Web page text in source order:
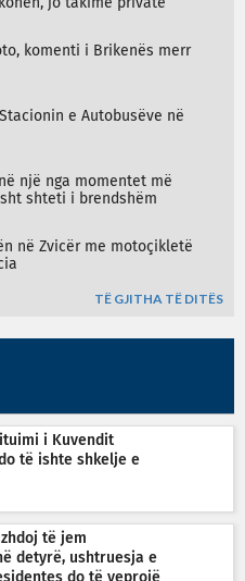
komenti i Brikenës merr
e Autobusëve në
një nga momentet më
shteti i brendshëm
në Zvicër me motoçikletë
TË GJITHA TË DITËS
i Kuvendit
të ishte shkelje e
të jem
detyrë, ushtruesja e
do të veprojë